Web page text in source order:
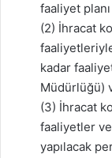
faaliyet
(2) İhracat
kadar
Müdürlüğü)
(3) İhracat
faaliyetler
yapılacak